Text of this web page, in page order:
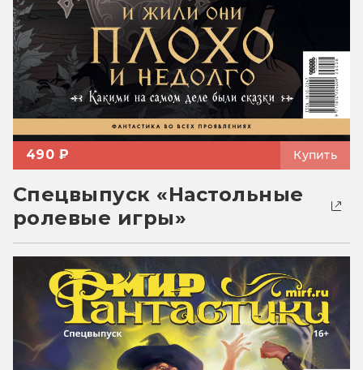
490 ₽ Купить
Спецвыпуск «Настольные
ролевые игры»